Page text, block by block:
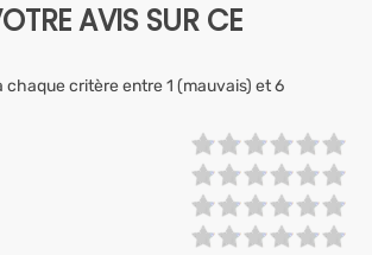
AVIS SUR CE
chaque critère entre 1 (mauvais) et 6